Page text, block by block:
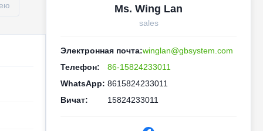
Ms. Wing Lan
sales
Электронная почта:winglan@gbsystem.com
Телефон:
86-15824233011
WhatsApp: 8615824233011
Вичат:
15824233011